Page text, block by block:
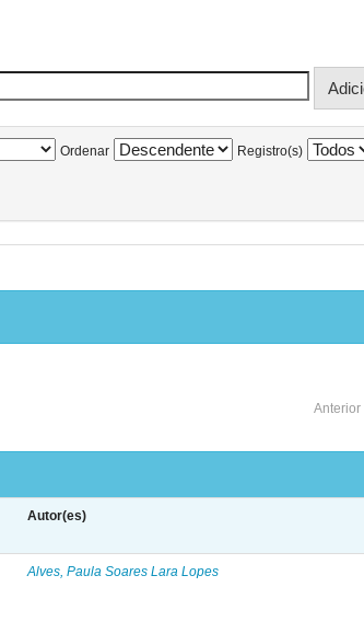
Ordenar Registro(s)
Anterior
Autor(es)
Alves, Paula Soares Lara Lopes